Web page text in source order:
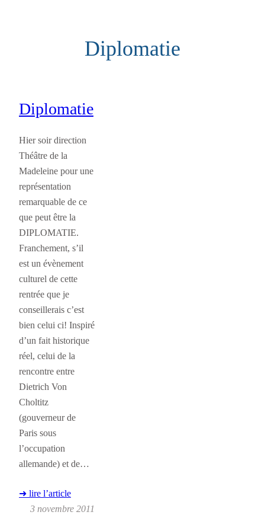
Diplomatie
Diplomatie
Hier soir direction
Théâtre de la
Madeleine pour une
représentation
remarquable de ce
que peut être la
DIPLOMATIE.
Franchement, s’il
est un évènement
culturel de cette
rentrée que je
conseillerais c’est
bien celui ci! Inspiré
d’un fait historique
réel, celui de la
rencontre entre
Dietrich Von
Choltitz
(gouverneur de
Paris sous
l’occupation
allemande) et de…
➜ lire l’article
3 novembre 2011